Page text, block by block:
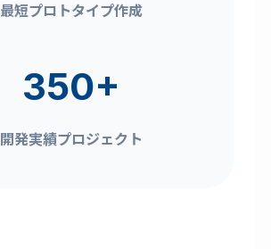
最短プロトタイプ作成
350+
開発実績プロジェクト